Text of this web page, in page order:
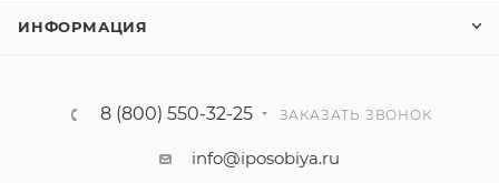
ИНФОРМАЦИЯ
8 (800) 550-32-25 ЗАКАЗАТЬ ЗВОНОК
info@iposobiya.ru